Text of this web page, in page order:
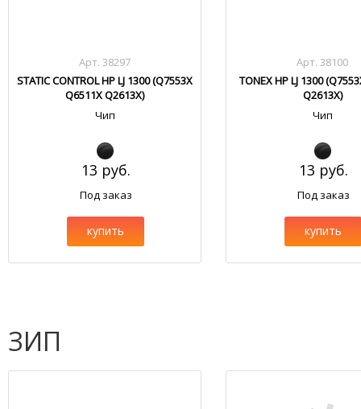
Арт. 38297
STATIC CONTROL HP LJ 1300 (Q7553X
Q6511X Q2613X)
Чип
13 руб.
Под заказ
купить
Арт. 38100
TONEX HP LJ 1300
Q2613X)
Чип
13 руб.
Под заказ
купить
ЗИП